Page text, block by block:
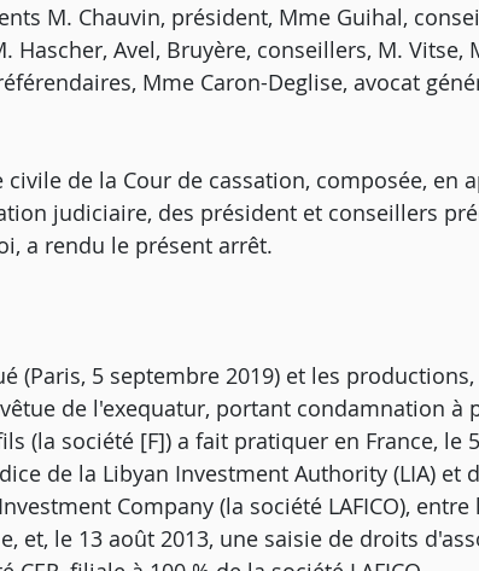
M. Chauvin, président, Mme Guihal,
Hascher, Avel, Bruyère, conseillers, M. Vitse,
Mme Caron-Deglise, avocat
de la Cour de cassation, composée, en
judiciaire, des président et conseillers
a rendu le présent arrêt.
(Paris, 5 septembre 2019) et les
de l'exequatur, portant condamnation à
(la société [F]) a fait pratiquer en France, le
de la Libyan Investment Authority (LIA) et
Company (la société LAFICO),
et, le 13 août 2013, une saisie de droits